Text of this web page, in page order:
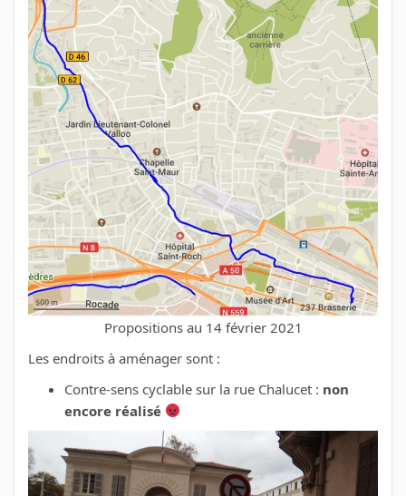
Propositions au 14 février 2021
Les endroits à aménager sont :
Contre-sens cyclable sur la rue Chalucet : non
encore réalisé